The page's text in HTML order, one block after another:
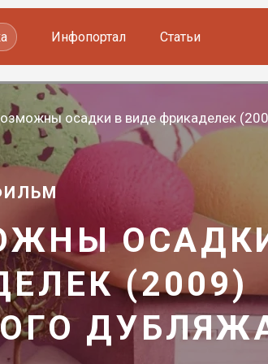
Инфопортал Статьи
осадки в виде фрикаделек
(2009)